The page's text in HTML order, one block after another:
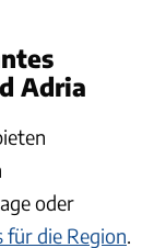
Adria
oder
die Region.